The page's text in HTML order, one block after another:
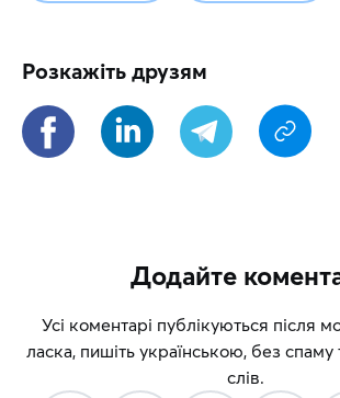
Розкажіть друзям
Додайте
Усі коментарі публікуються після
ласка, пишіть українською, без
слів.